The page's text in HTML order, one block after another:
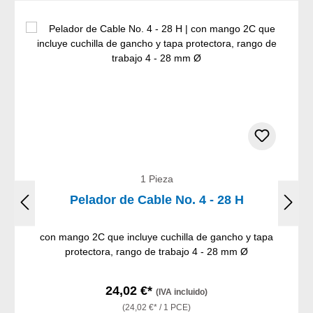
1 Pieza
Pelador de Cable No. 4 - 28 H
con mango 2C que incluye cuchilla de gancho y tapa
protectora, rango de trabajo 4 - 28 mm Ø
24,02 €* (IVA incluido)
(24,02 €* / 1 PCE)